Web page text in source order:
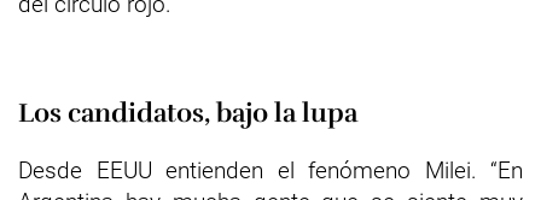
Los candidatos, bajo la lupa
Desde EEUU entienden el fenómeno Milei. “En